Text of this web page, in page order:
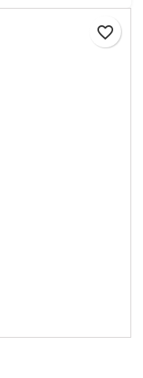
favorite_border